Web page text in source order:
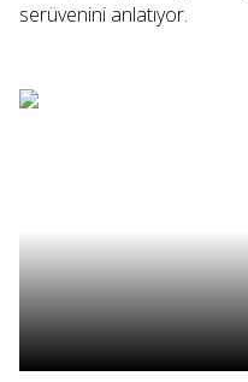
serüvenini anlatıyor.